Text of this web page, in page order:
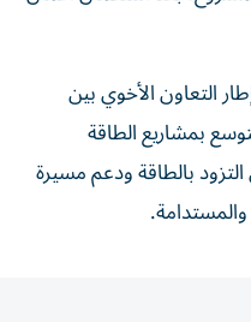
التعاون الأخوي بين
بمشاريع الطاقة
بالطاقة ودعم مسيرة